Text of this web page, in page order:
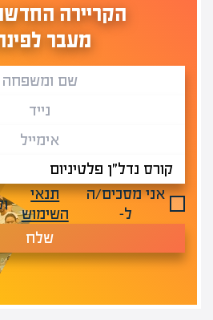
הקריירה
מעבר
אני מסכים/ה
ל-
תנאי
השימוש
שלח